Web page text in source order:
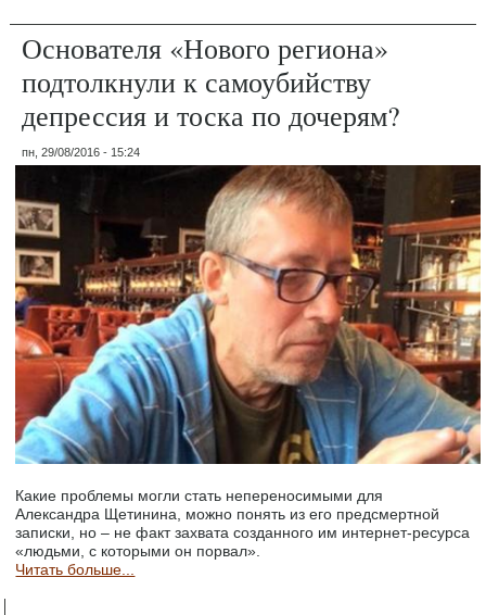
Основателя «Нового региона»
подтолкнули к самоубийству
депрессия и тоска по дочерям?
пн, 29/08/2016 - 15:24
Какие проблемы могли стать непереносимыми для
Александра Щетинина, можно понять из его предсмертной
записки, но – не факт захвата созданного им интернет-ресурса
«людьми, с которыми он порвал».
Читать больше...